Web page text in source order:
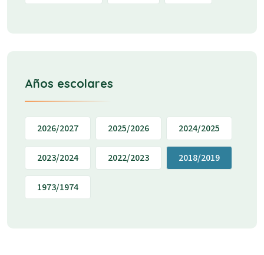
Años escolares
2026/2027 2025/2026 2024/2025
2023/2024 2022/2023 2018/2019
1973/1974